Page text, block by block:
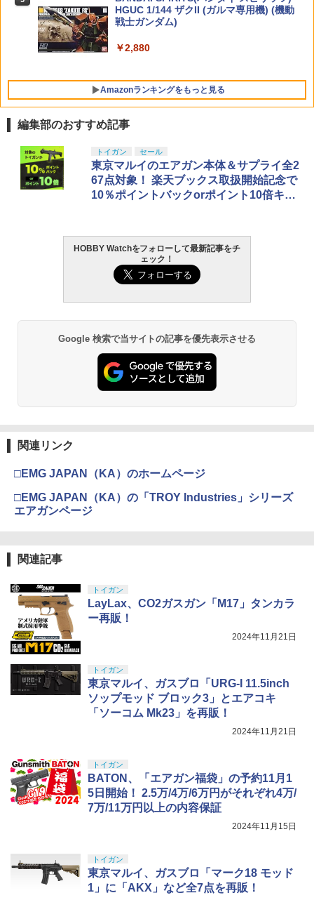
￥2,797
【8/10まで:ポイント7倍】Holy Stone
者 バッテリー3個付き 超安定 高度維持
ギフト 親子ゲーム 最大飛行時間合計20
分 国内認証済みHS210赤
￥5,390
TAMASHII NATIONS S.H.フィギュアー
ツ 呪術廻戦 伏黒甚爾 約155mm PVC&A
HGUC 1/144 ザクII (ガルマ専用機) (機動
戦士ガンダム)
￥2,880
Amazonランキングをもっと見る
1
東京マルイ(TOKYO MARUI) No.25 コル
ト ガバメント HG 18歳以上エアーHOP
ハンドガン
￥3,384
東京マルイ (TOKYO MARUI) ガスブロー
バックマシンガン No.14 20式 5.56mm
小銃 18歳以上 ガスブローバック
￥193,900
東京マルイ No.10 ハイキャパ5.1 10歳以
上 電動ブローバック フルオート
￥3,815
4
￥3,409
1
タミヤ クラフトツールシリーズ No.123
先細薄刃ニッパー (ゲートカット用) プラ
モデル用工具 74123
￥2,781
LOCTITE(ロックタイト) シールはがし
プレミアム 220ml
GSIクレオス Mr.トップコート 水性プレ
ミアムトップコートスプレー 光沢 88ml
ホビー用仕上材 B601
型用接着剤 87003
￥184
5
￥710
編集部のおすすめ記事
トイガン セール
東京マルイのエアガン本体＆サプライ全2
67点対象！ 楽天ブックス取扱開始記念で
10％ポイントバックorポイント10倍キャ
HOBBY Watchをフォローして最新記事をチ
ェック！
Google 検索で当サイトの記事を優先表示させる
関連リンク
□EMG JAPAN（KA）のホームページ
□EMG JAPAN（KA）の「TROY Industries」シリーズ
エアガンページ
関連記事
トイガン
LayLax、CO2ガスガン「M17」タンカラ
ー再販！
2024年11月21日
トイガン
東京マルイ、ガスブロ「URG-I 11.5inch
ソップモッド ブロック3」とエアコキ
「ソーコム Mk23」を再販！
2024年11月21日
トイガン
BATON、「エアガン福袋」の予約11月1
5日開始！ 2.5万/4万/6万円がそれぞれ4万/
7万/11万円以上の内容保証
2024年11月15日
トイガン
東京マルイ、ガスブロ「マーク18 モッド
1」に「AKX」など全7点を再販！